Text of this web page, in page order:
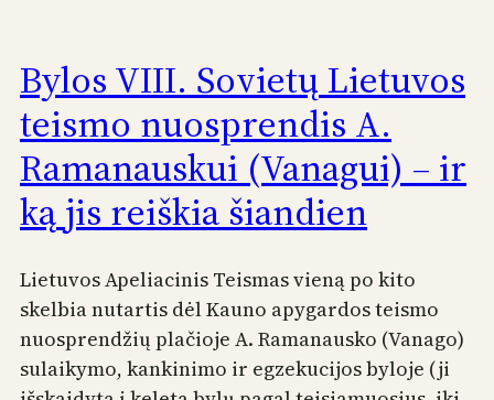
Bylos VIII. Sovietų Lietuvos
teismo nuosprendis A.
Ramanauskui (Vanagui) – ir
ką jis reiškia šiandien
Lietuvos Apeliacinis Teismas vieną po kito
skelbia nutartis dėl Kauno apygardos teismo
nuosprendžių plačioje A. Ramanausko (Vanago)
sulaikymo, kankinimo ir egzekucijos byloje (ji